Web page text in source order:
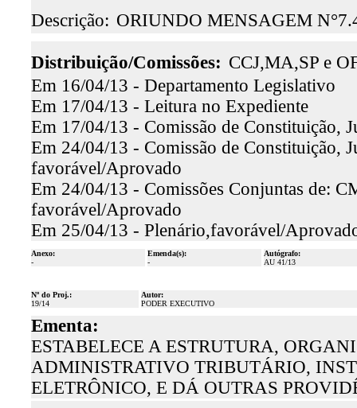
Descrição: ORIUNDO MENSAGEM
Distribuição/Comissões: CCJ,MA,SP e
Em 16/04/13 - Departamento Legislativo
Em 17/04/13 - Leitura no Expediente
Em 17/04/13 - Comissão de Constituição,
Em 24/04/13 - Comissão de Constituição,
favorável/Aprovado
Em 24/04/13 - Comissões Conjuntas de:
favorável/Aprovado
Em 25/04/13 - Plenário,favorável/
Anexo:
-
Emenda(s):
-
Autógrafo:
AU 41/13
Nº do Proj.:
19/14
Autor:
PODER EXECUTIVO
Ementa:
ESTABELECE A ESTRUTURA,
ADMINISTRATIVO TRIBUTÁRIO,
ELETRÔNICO, E DÁ OUTRAS